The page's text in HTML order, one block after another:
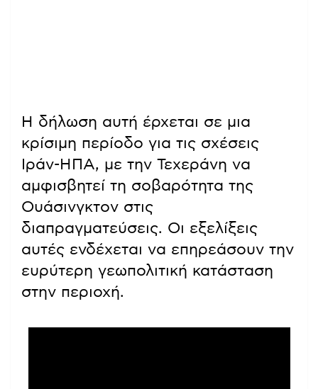
Η δήλωση αυτή έρχεται σε μια
κρίσιμη περίοδο για τις σχέσεις
Ιράν-ΗΠΑ, με την Τεχεράνη να
αμφισβητεί τη σοβαρότητα της
Ουάσινγκτον στις
διαπραγματεύσεις. Οι εξελίξεις
αυτές ενδέχεται να επηρεάσουν την
ευρύτερη γεωπολιτική κατάσταση
στην περιοχή.